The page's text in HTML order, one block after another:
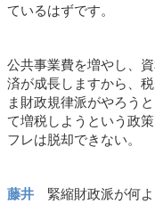
ているはずです。
公共事業費を増やし、
済が成長しますから、
ま財政規律派がやろう
て増税しようという政
フレは脱却できない。
藤井 緊縮財政派が何よ